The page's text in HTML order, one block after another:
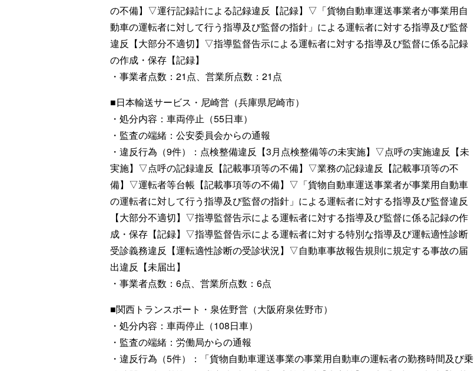
の不備】▽運行記録計による記録違反【記録】▽「貨物自動車運送事業者が事業用自
動車の運転者に対して行う指導及び監督の指針」による運転者に対する指導及び監督
違反【大部分不適切】▽指導監督告示による運転者に対する指導及び監督に係る記録
の作成・保存【記録】
・事業者点数：21点、営業所点数：21点
■日本輸送サービス・尼崎営（兵庫県尼崎市）
・処分内容：車両停止（55日車）
・監査の端緒：公安委員会からの通報
・違反行為（9件）：点検整備違反【3月点検整備等の未実施】▽点呼の実施違反【未
実施】▽点呼の記録違反【記載事項等の不備】▽業務の記録違反【記載事項等の不
備】▽運転者等台帳【記載事項等の不備】▽「貨物自動車運送事業者が事業用自動車
の運転者に対して行う指導及び監督の指針」による運転者に対する指導及び監督違反
【大部分不適切】▽指導監督告示による運転者に対する指導及び監督に係る記録の作
成・保存【記録】▽指導監督告示による運転者に対する特別な指導及び運転適性診断
受診義務違反【運転適性診断の受診状況】▽自動車事故報告規則に規定する事故の届
出違反【未届出】
・事業者点数：6点、営業所点数：6点
■関西トランスポート・泉佐野営（大阪府泉佐野市）
・処分内容：車両停止（108日車）
・監査の端緒：労働局からの通報
・違反行為（5件）：「貨物自動車運送事業の事業用自動車の運転者の勤務時間及び乗